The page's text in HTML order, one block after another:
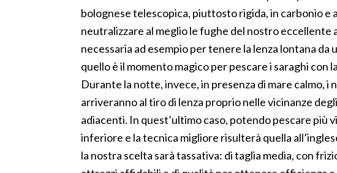
bolognese telescopica, piuttosto rigida, in carbonio e
neutralizzare al meglio le fughe del nostro eccellente
necessaria ad esempio per tenere la lenza lontana da
quello è il momento magico per pescare i saraghi con
Durante la notte, invece, in presenza di mare calmo, i
arriveranno al tiro di lenza proprio nelle vicinanze
adiacenti. In quest’ultimo caso, potendo pescare più
inferiore e la tecnica migliore risulterà quella
la nostra scelta sarà tassativa: di taglia media, con